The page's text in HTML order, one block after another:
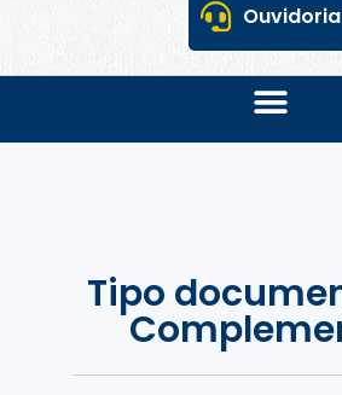
Ouvidoria
Tipo